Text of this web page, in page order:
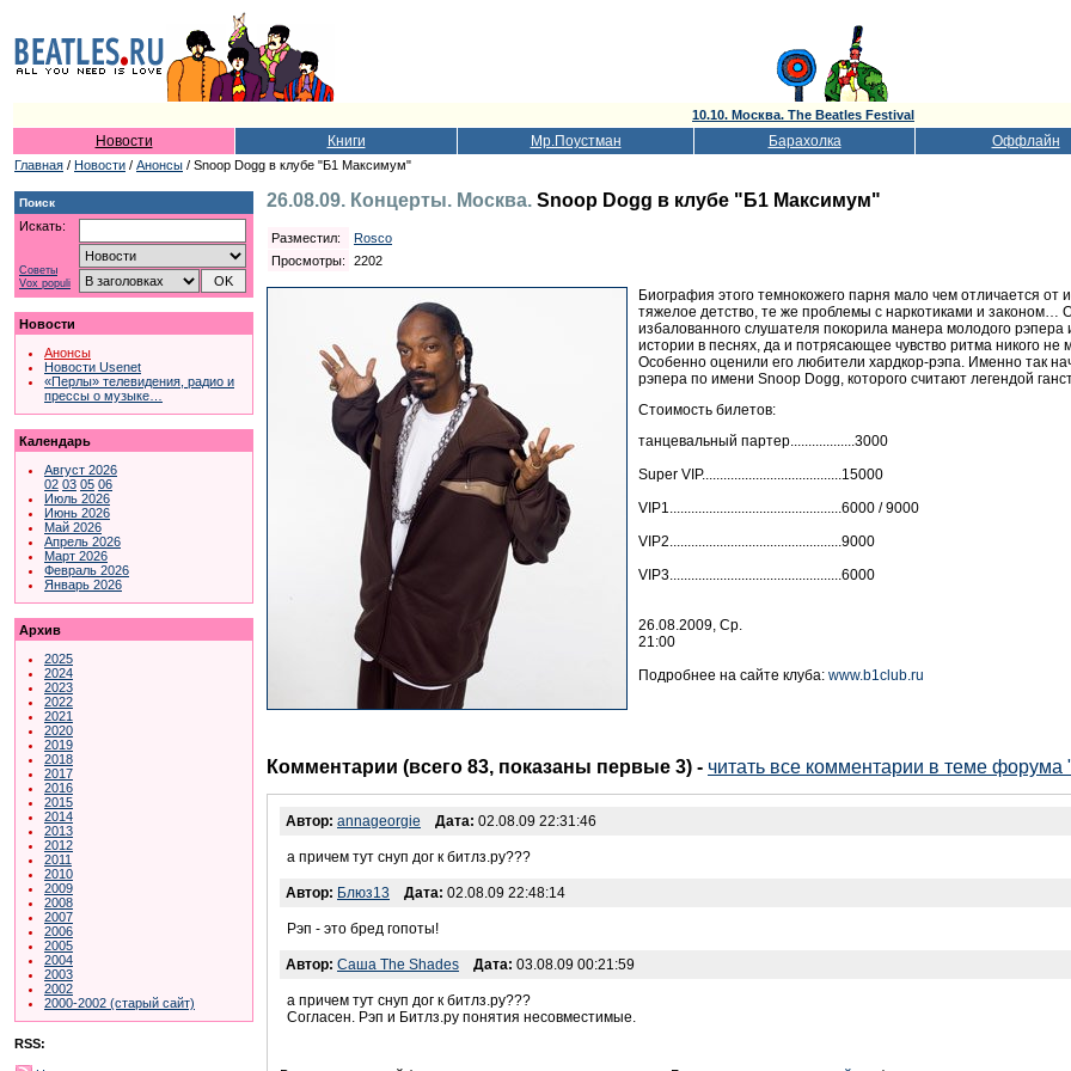
10.10. Москва. The Beatles Festival
Новости Книги Мр.Поустман Барахолка Оффлайн
Главная / Новости / Анонсы / Snoop Dogg в клубе "Б1 Максимум"
Поиск
Искать:
Советы
Vox populi
Новости
Анонсы
Новости Usenet
«Перлы» телевидения, радио и
прессы о музыке…
Календарь
Август 2026
02 03 05 06
Июль 2026
Июнь 2026
Май 2026
Апрель 2026
Март 2026
Февраль 2026
Январь 2026
Архив
2025
2024
2023
2022
2021
2020
2019
2018
2017
2016
2015
2014
2013
2012
2011
2010
2009
2008
2007
2006
2005
2004
2003
2002
2000-2002 (старый сайт)
RSS:
26.08.09. Концерты. Москва. Snoop Dogg в клубе "Б1 Максимум"
Разместил:
Rosco
Просмотры:
2202
Биография этого темнокожего парня мало чем отличается от
тяжелое детство, те же проблемы с наркотиками и законом…
избалованного слушателя покорила манера молодого рэпера
истории в песнях, да и потрясающее чувство ритма никого не
Особенно оценили его любители хардкор-рэпа. Именно так
рэпера по имени Snoop Dogg, которого считают легендой
Стоимость билетов:
танцевальный партер..................3000
Super VIP.......................................15000
VIP1................................................6000 / 9000
VIP2................................................9000
VIP3................................................6000
26.08.2009, Ср.
21:00
Подробнее на сайте клуба: www.b1club.ru
Комментарии (всего 83, показаны первые 3) - читать все комментарии в теме форума
Автор: annageorgie Дата: 02.08.09 22:31:46
а причем тут снуп дог к битлз.ру???
Автор: Блюз13 Дата: 02.08.09 22:48:14
Рэп - это бред гопоты!
Автор: Саша The Shades Дата: 03.08.09 00:21:59
а причем тут снуп дог к битлз.ру???
Согласен. Рэп и Битлз.ру понятия несовместимые.